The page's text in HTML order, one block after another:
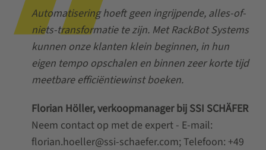
Automatisering hoeft geen ingrijpende, alles-of-
niets-transformatie te zijn. Met RackBot Systems
kunnen onze klanten klein beginnen, in hun
eigen tempo opschalen en binnen zeer korte tijd
meetbare efficiëntiewinst boeken.
Florian Höller, verkoopmanager bij SSI SCHÄFER
Neem contact op met de expert - E-mail:
florian.hoeller@ssi-schaefer.com; Telefoon: +49